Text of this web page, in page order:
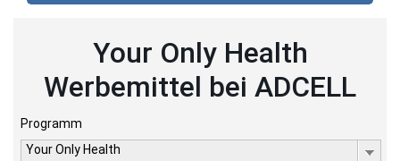
Your Only Health
Werbemittel bei ADCELL
Programm
Your Only Health